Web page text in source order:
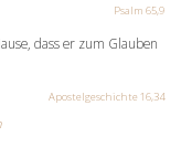
Psalm 65,9
dass er zum Glauben
Apostelgeschichte 16,34